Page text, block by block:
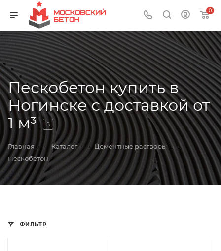
0
Пескобетон купить в
Ногинске с доставкой от
1 м³
5
Главная — Каталог — Цементные растворы —
Пескобетон
ФИЛЬТР